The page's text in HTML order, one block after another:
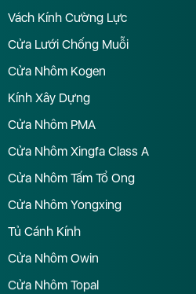
Vách Kính Cường Lực
Cửa Lưới Chống Muỗi
Cửa Nhôm Kogen
Kính Xây Dựng
Cửa Nhôm PMA
Cửa Nhôm Xingfa Class A
Cửa Nhôm Tấm Tổ Ong
Cửa Nhôm Yongxing
Tủ Cánh Kính
Cửa Nhôm Owin
Cửa Nhôm Topal